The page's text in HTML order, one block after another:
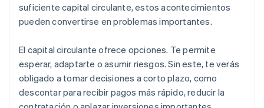
suficiente capital circulante, estos acontecimientos
pueden convertirse en problemas importantes.
El capital circulante ofrece opciones. Te permite
esperar, adaptarte o asumir riesgos. Sin este, te verás
obligado a tomar decisiones a corto plazo, como
descontar para recibir pagos más rápido, reducir la